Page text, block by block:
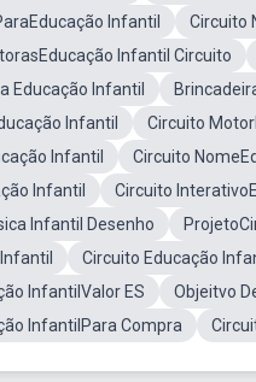
Infantil
Circuito
Infantil Circuito
Educação Infantil
Infantil
Circuito
Infantil
Circuito
Infantil
Circuito
Infantil Desenho
Circuito Educação
InfantilValor ES
Objeitvo
InfantilPara Compra